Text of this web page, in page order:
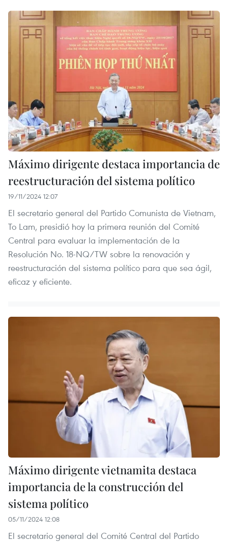
Máximo dirigente destaca importancia de
reestructuración del sistema político
19/11/2024 12:07
El secretario general del Partido Comunista de Vietnam,
To Lam, presidió hoy la primera reunión del Comité
Central para evaluar la implementación de la
Resolución No. 18-NQ/TW sobre la renovación y
reestructuración del sistema político para que sea ágil,
eficaz y eficiente.
Máximo dirigente vietnamita destaca
importancia de la construcción del
sistema político
05/11/2024 12:08
El secretario general del Comité Central del Partido